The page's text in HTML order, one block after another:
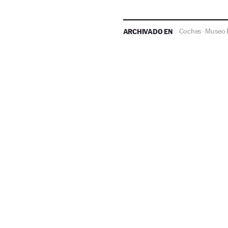
ARCHIVADO EN Coches ·Museo